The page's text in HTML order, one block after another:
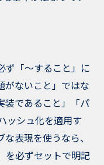
ず「〜すること」に
がないこと」ではな
装であること」「パ
ッシュ化を適用す
表現を使うなら、
を必ずセットで明記